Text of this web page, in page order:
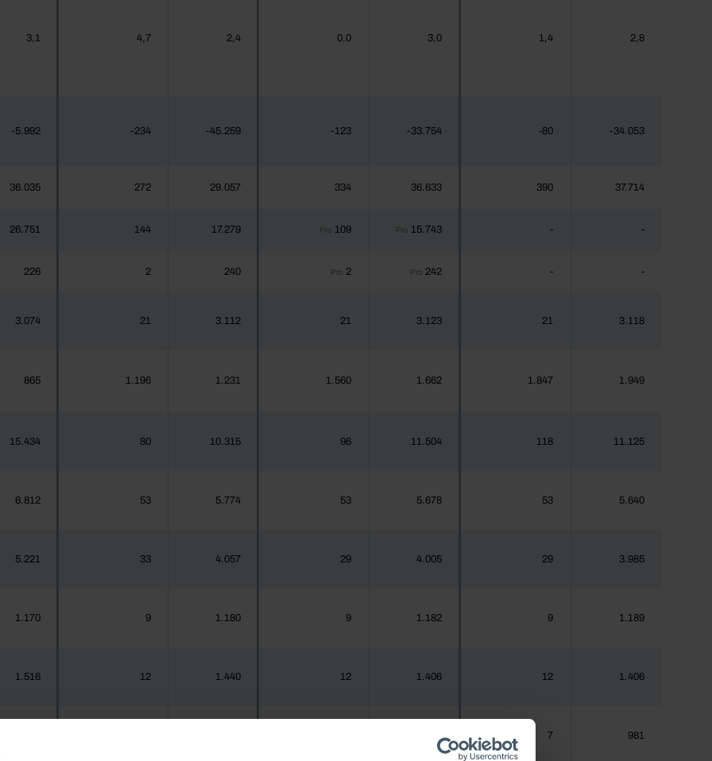
3,1 4,7 2,4 0,0 3,0 1,4 2,8
-5.992 -234 -45.259 -123 -33.754 -80 -34.053
36.035 272 29.057 334 36.633 390 37.714
26.751 144 17.279 Pro 109 Pro 15.743 - -
226 2 240 Pro 2 Pro 242 - -
3.074 21 3.112 21 3.123 21 3.118
865 1.196 1.231 1.560 1.662 1.847 1.949
15.434 80 10.315 96 11.504 118 11.125
6.812 53 5.774 53 5.678 53 5.640
5.221 33 4.057 29 4.005 29 3.985
1.170 9 1.180 9 1.182 9 1.189
1.516 12 1.440 12 1.406 12 1.406
970 7 981